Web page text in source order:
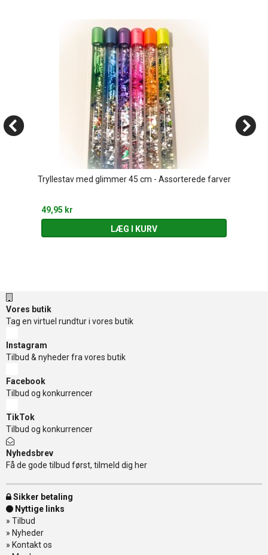
Tryllestav med glimmer 45 cm - Assorterede farver
49,95 kr
LÆG I KURV
Vores butik
Tag en virtuel rundtur i vores butik
Instagram
Tilbud & nyheder fra vores butik
Facebook
Tilbud og konkurrencer
TikTok
Tilbud og konkurrencer
Nyhedsbrev
Få de gode tilbud først, tilmeld dig her
Sikker betaling
Nyttige links
» Tilbud
» Nyheder
» Kontakt os